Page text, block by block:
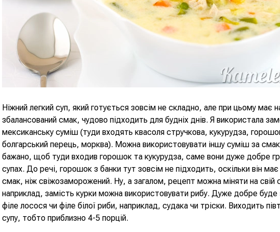
Ніжний легкий суп, який готується зовсім не складно, але при цьому має
збалансований смак, чудово підходить для будніх днів. Я використала
мексиканську суміш (туди входять квасоля стручкова, кукурудза,
болгарський перець, морква). Можна використовувати іншу суміш за
бажано, щоб туди входив горошок та кукурудза, саме вони дуже добре
супах. До речі, горошок з банки тут зовсім не підходить, оскільки він
смак, ніж свіжозаморожений. Ну, а загалом, рецепт можна міняти на свій
наприклад, замість курки можна використовувати рибу. Дуже добре буде
філе лосося чи філе білої риби, наприклад, судака чи тріски. Виходить
супу, тобто приблизно 4-5 порцій.